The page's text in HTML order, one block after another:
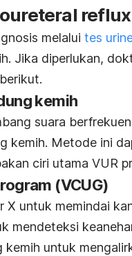
reflux
melalui tes
Jika diperlukan,
kemih
suara
kemih. Metode ini
ciri utama VUR
(VCUG)
X untuk memindai
mendeteksi
untuk